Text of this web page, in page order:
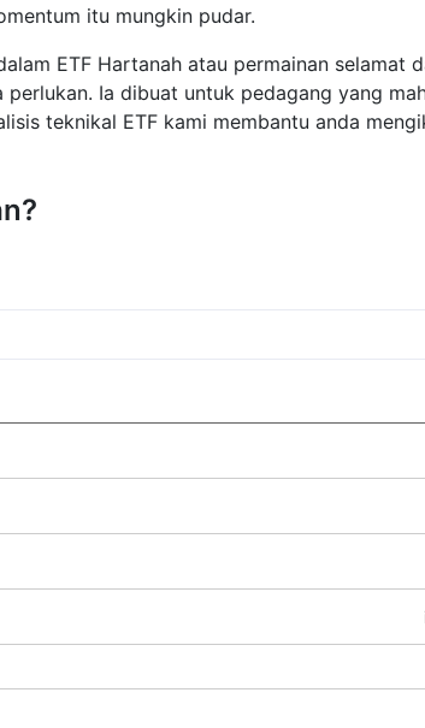
itu mungkin pudar.
ETF Hartanah atau permainan selamat
Ia dibuat untuk pedagang yang
teknikal ETF kami membantu anda